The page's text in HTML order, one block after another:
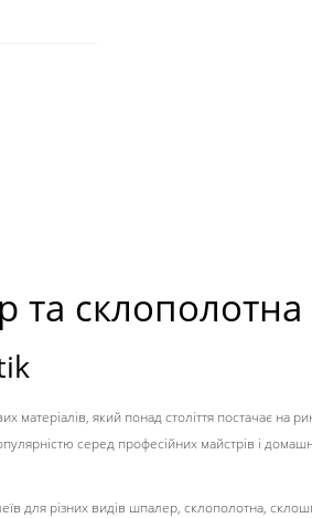
склополотна
який понад століття постачає на
серед професійних майстрів і
для різних видів шпалер, склополотна,